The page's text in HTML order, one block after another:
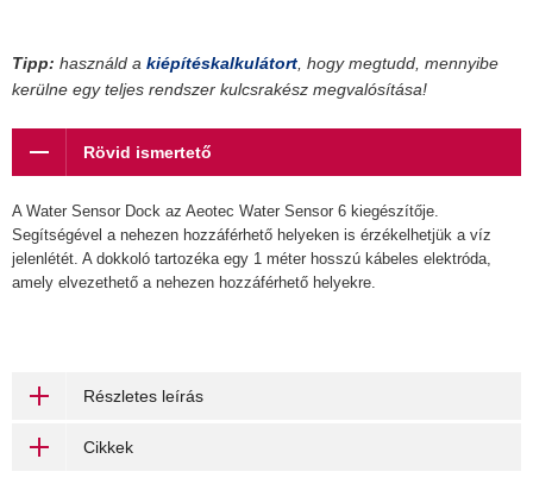
Tipp: használd a kiépítéskalkulátort , hogy megtudd, mennyibe
kerülne egy teljes rendszer kulcsrakész megvalósítása!
Rövid ismertető
A Water Sensor Dock az Aeotec Water Sensor 6 kiegészítője.
Segítségével a nehezen hozzáférhető helyeken is érzékelhetjük a víz
jelenlétét. A dokkoló tartozéka egy 1 méter hosszú kábeles elektróda,
amely elvezethető a nehezen hozzáférhető helyekre.
Részletes leírás
Cikkek